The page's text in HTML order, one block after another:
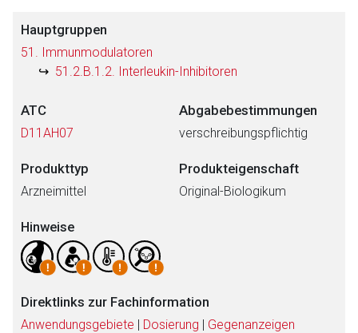
Hauptgruppen
51. Immunmodulatoren
51.2.B.1.2. Interleukin-Inhibitoren
ATC
D11AH07
Abgabebestimmungen
verschreibungspflichtig
Produkttyp
Arzneimittel
Produkteigenschaft
Original-Biologikum
Hinweise
Direktlinks zur Fachinformation
Anwendungsgebiete | Dosierung | Gegenanzeigen